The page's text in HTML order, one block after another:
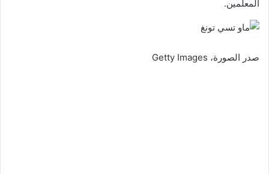
المعلمين.
صدر الصورة، Getty Images